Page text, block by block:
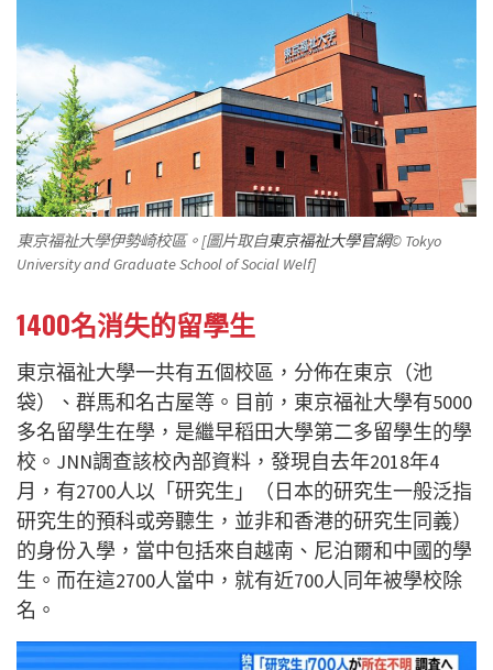
東京福祉大學伊勢崎校區。[圖片取自東京福祉大學官網© Tokyo
University and Graduate School of Social Welf]
1400名消失的留學生
東京福祉大學一共有五個校區，分佈在東京（池
袋）、群馬和名古屋等。目前，東京福祉大學有5000
多名留學生在學，是繼早稻田大學第二多留學生的學
校。JNN調查該校內部資料，發現自去年2018年4
月，有2700人以「研究生」（日本的研究生一般泛指
研究生的預科或旁聽生，並非和香港的研究生同義）
的身份入學，當中包括來自越南、尼泊爾和中國的學
生。而在這2700人當中，就有近700人同年被學校除
名。